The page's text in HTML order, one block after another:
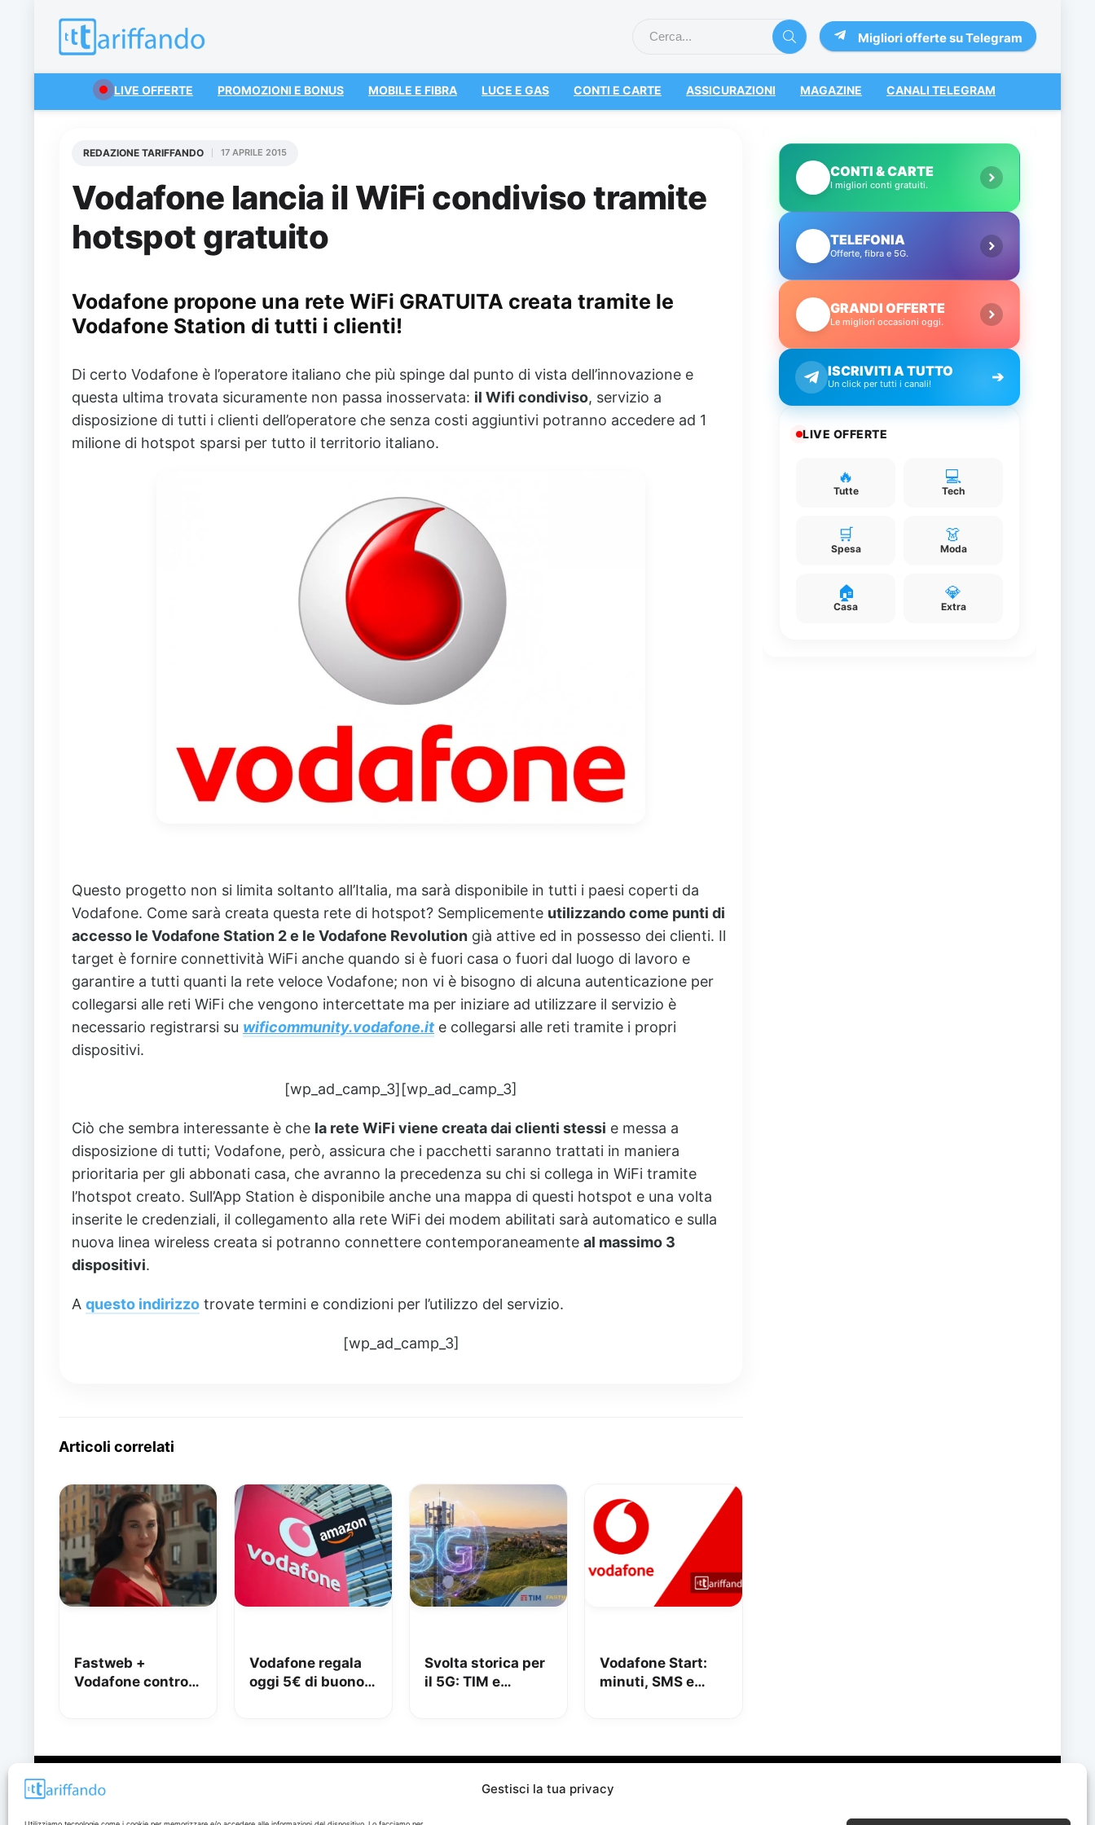
Gestisci la tua privacy
Migliori offerte su Telegram
LIVE OFFERTE PROMOZIONI E BONUS MOBILE E FIBRA LUCE E GAS CONTI E CARTE ASSICURAZIONI MAGAZINE CANALI TELEGRAM
Vodafone lancia il WiFi condiviso tramite
hotspot gratuito
REDAZIONE TARIFFANDO 17 APRILE 2015
Vodafone propone una rete WiFi GRATUITA creata tramite le
Vodafone Station di tutti i clienti!
Di certo Vodafone è l’operatore italiano che più spinge dal punto di vista dell’innovazione e
questa ultima trovata sicuramente non passa inosservata: il Wifi condiviso, servizio a
disposizione di tutti i clienti dell’operatore che senza costi aggiuntivi potranno accedere ad 1
milione di hotspot sparsi per tutto il territorio italiano.
Questo progetto non si limita soltanto all’Italia, ma sarà disponibile in tutti i paesi coperti da
Vodafone. Come sarà creata questa rete di hotspot? Semplicemente utilizzando come punti di
accesso le Vodafone Station 2 e le Vodafone Revolution già attive ed in possesso dei clienti. Il
target è fornire connettività WiFi anche quando si è fuori casa o fuori dal luogo di lavoro e
garantire a tutti quanti la rete veloce Vodafone; non vi è bisogno di alcuna autenticazione per
collegarsi alle reti WiFi che vengono intercettate ma per iniziare ad utilizzare il servizio è
necessario registrarsi su wificommunity.vodafone.it e collegarsi alle reti tramite i propri
dispositivi.
[wp_ad_camp_3][wp_ad_camp_3]
Ciò che sembra interessante è che la rete WiFi viene creata dai clienti stessi e messa a
disposizione di tutti; Vodafone, però, assicura che i pacchetti saranno trattati in maniera
prioritaria per gli abbonati casa, che avranno la precedenza su chi si collega in WiFi tramite
l’hotspot creato. Sull’App Station è disponibile anche una mappa di questi hotspot e una volta
inserite le credenziali, il collegamento alla rete WiFi dei modem abilitati sarà automatico e sulla
nuova linea wireless creata si potranno connettere contemporaneamente al massimo 3
dispositivi.
A questo indirizzo trovate termini e condizioni per l’utilizzo del servizio.
[wp_ad_camp_3]
Articoli correlati
Fastweb +
Vodafone contro
Vodafone regala
oggi 5€ di buono
Svolta storica per
il 5G: TIM e
zone senza
Vodafone Start:
minuti, SMS e
CONTI & CARTE
I migliori conti gratuiti.
TELEFONIA
Offerte, fibra e 5G.
GRANDI OFFERTE
Le migliori occasioni oggi.
ISCRIVITI A TUTTO
Un click per tutti i canali! ➔
LIVE OFFERTE
🔥
Tutte
💻
Tech
🛒
Spesa
👗
Moda
🏠
Casa
💎
Extra
Disclaimer